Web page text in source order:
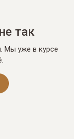
так
Мы уже в курсе